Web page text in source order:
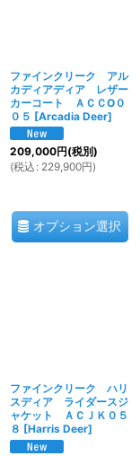
ファインクリーク アル
カディアディア レザー
カーコート ＡＣＣO０
０５ [Arcadia Deer]
209,000円(税別)
(税込 : 229,900円)
オプション選択
ファインクリーク ハリ
スディア ライダースジ
ャケット ＡＣＪＫ０５
８ [Harris Deer]